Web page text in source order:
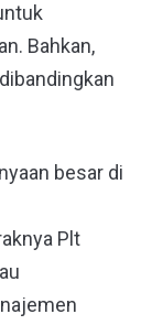
Bahkan,
besar di
Plt